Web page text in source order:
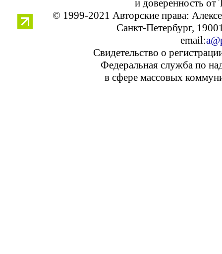
и доверенность от
© 1999-2021 Авторские права:
Санкт-Петербург,
email:
Свидетельство о
Федеральная служба по
в сфере массовых